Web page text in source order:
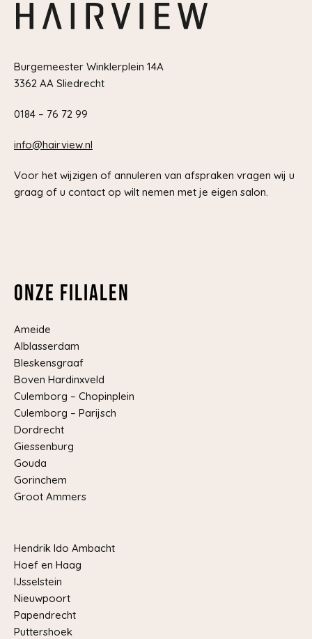
Burgemeester Winklerplein 14A
3362 AA Sliedrecht
0184 – 76 72 99
info@hairview.nl
Voor het wijzigen of annuleren van afspraken vragen wij u
graag of u contact op wilt nemen met je eigen salon.
Onze filialen
Ameide
Alblasserdam
Bleskensgraaf
Boven Hardinxveld
Culemborg – Chopinplein
Culemborg – Parijsch
Dordrecht
Giessenburg
Gouda
Gorinchem
Groot Ammers
Hendrik Ido Ambacht
Hoef en Haag
IJsselstein
Nieuwpoort
Papendrecht
Puttershoek